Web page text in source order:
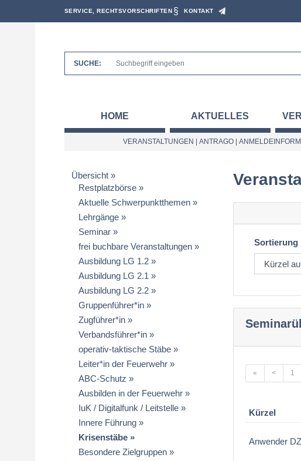
SERVICE, RECHTSVORSCHRIFTEN KONTAKT
SUCHE:
HOME AKTUELLES
VERANSTALTUNGEN ANTRAGO|
Übersicht
Restplatzbörse
Aktuelle Schwerpunktthemen
Lehrgänge
Seminar
frei buchbare Veranstaltungen
Ausbildung LG 1.2
Ausbildung LG 2.1
Ausbildung LG 2.2
Gruppenführer*in
Zugführer*in
Verbandsführer*in
operativ-taktische Stäbe
Leiter*in der Feuerwehr
ABC-Schutz
Ausbilden in der Feuerwehr
IuK / Digitalfunk / Leitstelle
Innere Führung
Krisenstäbe
Besondere Zielgruppen
Sortierung
« < 1
Kürzel
Anwender